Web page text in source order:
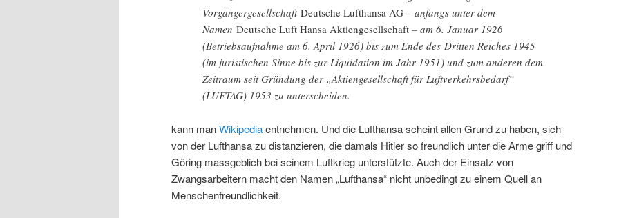
Vorgängergesellschaft Deutsche Lufthansa AG – anfangs unter dem
Namen Deutsche Luft Hansa Aktiengesellschaft – am 6. Januar 1926
(Betriebsaufnahme am 6. April 1926) bis zum Ende des Dritten Reiches 1945
(im juristischen Sinne bis zur Liquidation im Jahr 1951) und zum anderen dem
Zeitraum seit Gründung der „Aktiengesellschaft für Luftverkehrsbedarf“
(LUFTAG) 1953 zu unterscheiden.
kann manWikipediaentnehmen. Und die Lufthansa scheint allen Grund zu haben, sich
von der Lufthansa zu distanzieren, die damals Hitler so freundlich unter die Arme griff und
Göring massgeblich bei seinem Luftkrieg unterstützte. Auch der Einsatz von
Zwangsarbeitern macht den Namen „Lufthansa“ nicht unbedingt zu einem Quell an
Menschenfreundlichkeit.